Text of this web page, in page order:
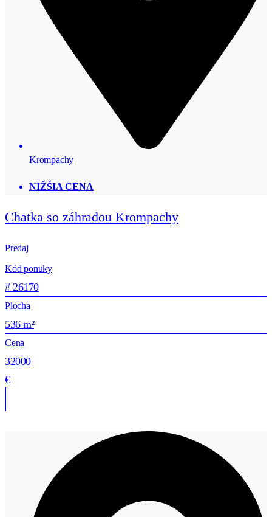
Krompachy
NIŽŠIA CENA
Chatka so záhradou Krompachy
Predaj
Kód ponuky
# 26170
Plocha
536 m²
Cena
32000
€